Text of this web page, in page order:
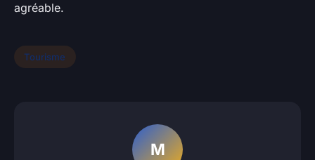
agréable.
Tourisme
M